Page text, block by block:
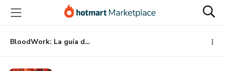
principal
página
de
página
BloodWork: La guía definitiva para interpretar tus análisis y optimizar tu salud